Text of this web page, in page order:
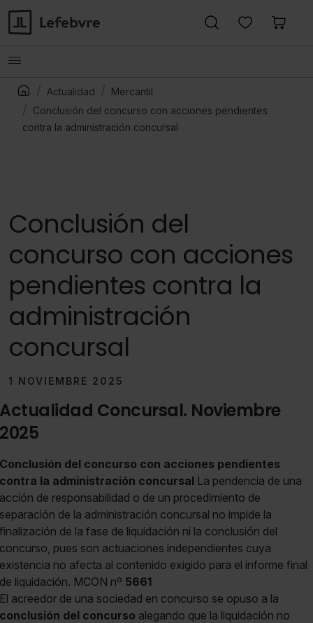
Actualidad
Mercantil
Conclusión del concurso con acciones pendientes
contra la administración concursal
Conclusión del
concurso con acciones
pendientes contra la
administración
concursal
1 NOVIEMBRE 2025
Actualidad Concursal. Noviembre
2025
Conclusión del concurso con acciones pendientes
contra la administración concursal La pendencia de una
acción de responsabilidad o de un procedimiento de
separación de la administración concursal no impide la
finalización de la fase de liquidación ni la conclusión del
concurso, pues son actuaciones independientes cuya
existencia no afecta al contenido exigido para el informe final
de liquidación. MCON nº 5661
El acreedor de una sociedad en concurso se opuso a la
conclusión del concurso alegando que la liquidación no